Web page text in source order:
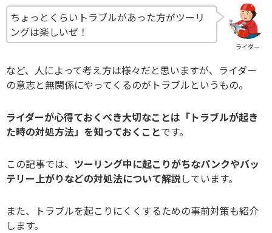
ライダー
ちょっとくらいトラブルがあった方がツーリ
ングは楽しいぜ！
など、人によって考え方は様々だと思いますが、ライダー
の意志と無関係にやってくるのがトラブルというもの。
ライダーが心得ておくべき大切なことは「トラブルが起き
た時の対処方法」を知っておくことです。
この記事では、 ツーリング中に起こりがちなパンクやバッ
テリー上がりなどの対処法について解説しています。
また、トラブルを起こりにくくするための事前対策も紹介
します。